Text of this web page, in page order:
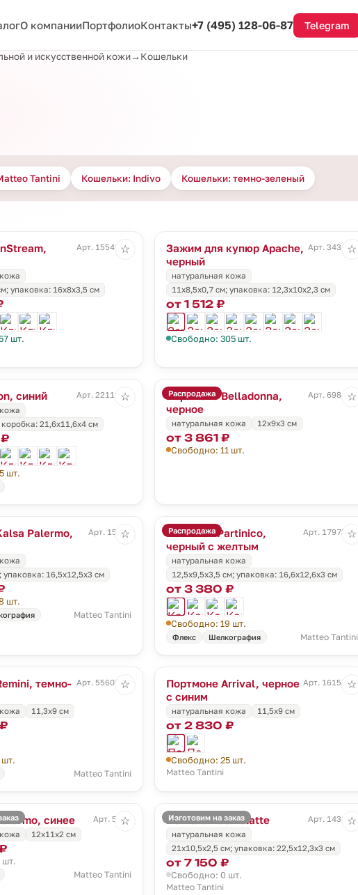
О компанииПортфолиоКонтакты+7 (495) 128-06-87 Telegram
и искусственной кожи→ Кошельки
Tantini Кошельки: Indivo Кошельки: темно-зеленый
Арт. 15549.30
упаковка: 16х8х3,5 см
шт.
☆
Зажим для купюр Apache,
черный
Арт. 3436.30
натуральная кожа
11х8,5х0,7 см; упаковка: 12,3х10х2,3 см
от 1 512 ₽
Свободно: 305 шт.
☆
синий
Арт. 22111.40
21,6х11,6х4 см
шт.
☆ Распродажа
Портмоне Belladonna,
черное
Арт. 6984.30
натуральная кожа 12х9х3 см
от 3 861 ₽
Свободно: 11 шт.
☆
Palermo,
Арт. 15266
упаковка: 16,5х12,5х3 см
шт.
Matteo Tantini
☆ Распродажа
Кошелек Partinico,
черный с желтым
Арт. 17975.38
натуральная кожа
12,5х9,5х3,5 см; упаковка: 16,6х12,6х3 см
от 3 380 ₽
Свободно: 19 шт.
Флекс Шелкография Matteo Tantini
☆
темно- Арт. 55607.40
11,3х9 см
Matteo Tantini
☆
Портмоне Arrival, черное
с синим
Арт. 16154.34
натуральная кожа 11,5х9 см
от 2 830 ₽
Свободно: 25 шт.
Matteo Tantini
☆
синее
Арт. 5266
12х11х2 см
Matteo Tantini
☆ Изготовим на заказ
Кошелек Caffelatte
Арт. 1430.10
натуральная кожа
21х10,5х2,5 см; упаковка: 22,5х12,3х3 см
от 7 150 ₽
Свободно: 0 шт.
Matteo Tantini
☆